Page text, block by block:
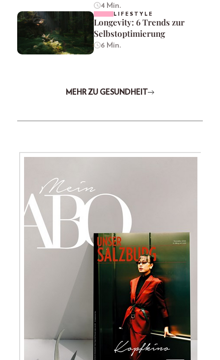
4 Min.
LIFESTYLE
Longevity: 6 Trends zur
Selbstoptimierung
6 Min.
MEHR ZU GESUNDHEIT